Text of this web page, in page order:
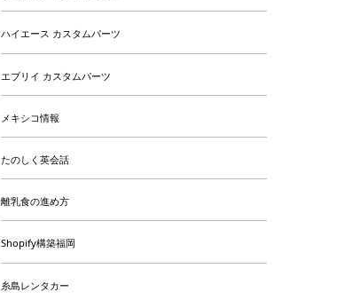
ハイエース カスタムパーツ
エブリイ カスタムパーツ
メキシコ情報
たのしく英会話
離乳食の進め方
Shopify構築福岡
糸島レンタカー